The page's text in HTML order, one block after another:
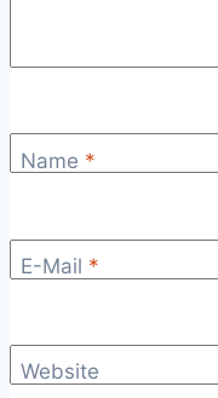
Name *
E-Mail *
Website